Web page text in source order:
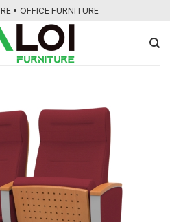
• OFFICE FURNITURE